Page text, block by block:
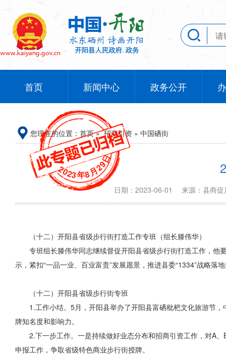
2023年8月2
9
日
首页 新闻中心 政务公开
您现在的位置： 首页»招商引资 » 中国硒街
日期：2023-06-01 来源：县商
（十二）开阳县省级步行街打造工作专班（组长滕伟华）
专班组长滕伟华同志继续督促开阳县省级步行街打造工作，他
示，紧扣“一品一业、百业富贵”发展愿景，推进县委“1334”战略落
（十二）开阳县省级步行街专班
1.工作小结。5月，开阳县举办了开阳县富硒枇杷文化旅游节
牌知名度和影响力。
2.下一步工作。一是持续做好业态分布和招商引资工作，对A
申报工作，争取省级特色商业步行街授牌。